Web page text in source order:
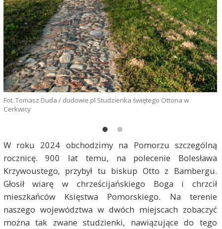
Fot. Tomasz Duda / dudowie.pl Studzienka świętego Ottona w
Cerkwicy
W roku 2024 obchodzimy na Pomorzu szczególną
rocznicę. 900 lat temu, na polecenie Bolesława
Krzywoustego, przybył tu biskup Otto z Bambergu.
Głosił wiarę w chrześcijańskiego Boga i chrzcił
mieszkańców Księstwa Pomorskiego. Na terenie
naszego województwa w dwóch miejscach zobaczyć
można tak zwane studzienki, nawiązujące do tego